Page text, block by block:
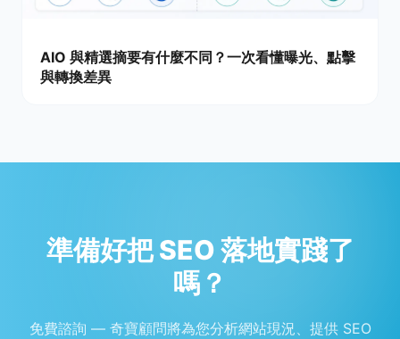
AIO 與精選摘要有什麼不同？一次看懂曝光、點擊
與轉換差異
準備好把 SEO 落地實踐了
嗎？
免費諮詢 — 奇寶顧問將為您分析網站現況、提供 SEO